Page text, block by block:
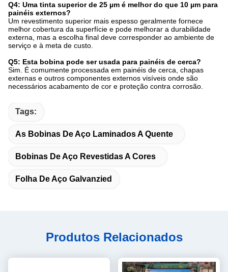
Q4: Uma tinta superior de 25 µm é melhor do que 10 µm para
painéis externos?
Um revestimento superior mais espesso geralmente fornece
melhor cobertura da superfície e pode melhorar a durabilidade
externa, mas a escolha final deve corresponder ao ambiente de
serviço e à meta de custo.
Q5: Esta bobina pode ser usada para painéis de cerca?
Sim. É comumente processada em painéis de cerca, chapas
externas e outros componentes externos visíveis onde são
necessários acabamento de cor e proteção contra corrosão.
Tags:
As Bobinas De Aço Laminados A Quente
Bobinas De Aço Revestidas A Cores
Folha De Aço Galvanzied
Produtos Relacionados